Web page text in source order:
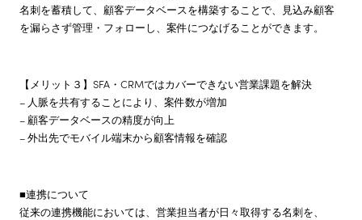
名刺を蓄積して、顧客データベースを構築することで、見込み顧客
を漏らさず管理・フォローし、案件につなげることができます。
【メリット３】SFA・CRMではカバーできない営業課題を解決
– 人脈を共有することにより、案件数が増加
– 顧客データベースの精度が向上
– 外出先でモバイル端末から顧客情報を確認
■連携について
従来の連携機能においては、営業担当者が日々取得する名刺を、